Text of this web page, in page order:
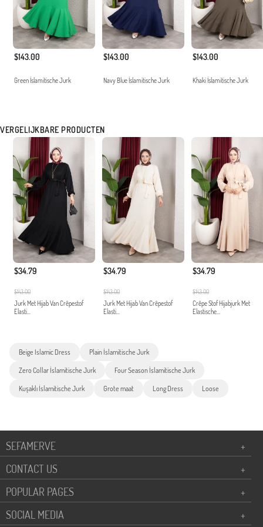
$143.00
Green İslamitische Jurk
$143.00
Navy Blue İslamitische Jurk
$143.00
Khaki İslamitische Jurk
VERGELIJKBARE PRODUCTEN
$34.79
$143.00
Jurk Met Hijab Van Crêpestof
Elasti...
$34.79
$143.00
Jurk Met Hijab Van Crêpestof
Elasti...
$34.79
$143.00
Crêpe Stof Hijabjurk Met
Elastische...
Beige Islamic Dress Plain İslamitische Jurk
Zero Collar İslamitische Jurk Four Season İslamitische Jurk
Kuşaklı İslamitische Jurk Grote maat Long Dress Loose
SEFAMERVE
+
CONTACT US
+
POPULAR PAGES
+
SOCIAL MEDIA
+